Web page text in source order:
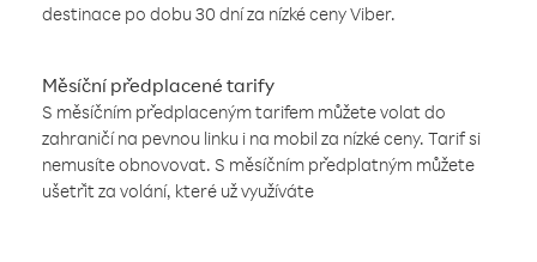
destinace po dobu 30 dní za nízké ceny Viber.
Měsíční předplacené tarify
S měsíčním předplaceným tarifem můžete volat do
zahraničí na pevnou linku i na mobil za nízké ceny. Tarif si
nemusíte obnovovat. S měsíčním předplatným můžete
ušetřit za volání, které už využíváte